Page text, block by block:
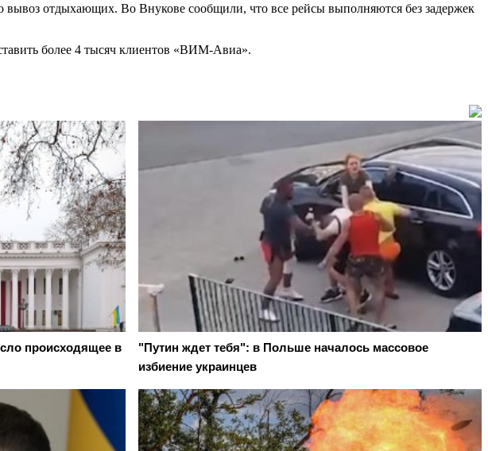
отдыхающих. Во Внукове сообщили, что все рейсы выполняются без задержек
более 4 тысяч клиентов «ВИМ-Авиа».
происходящее в
"Путин ждет тебя": в Польше началось массовое
избиение украинцев